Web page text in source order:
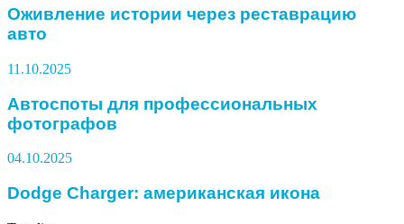
Оживление истории через реставрацию
авто
11.10.2025
Автоспоты для профессиональных
фотографов
04.10.2025
Dodge Charger: американская икона